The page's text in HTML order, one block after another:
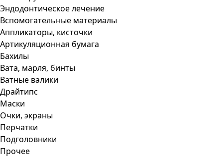
Эндодонтическое лечение
Вспомогательные материалы
Аппликаторы, кисточки
Артикуляционная бумага
Бахилы
Вата, марля, бинты
Ватные валики
Драйтипс
Маски
Очки, экраны
Перчатки
Подголовники
Прочее